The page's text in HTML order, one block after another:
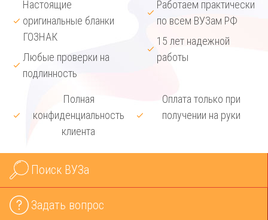
Настоящие
оригинальные бланки
ГОЗНАК
Любые проверки на
подлинность
Работаем практически
по всем ВУЗам РФ
15 лет надежной
работы
Полная
конфиденциальность
клиента
Оплата только при
получении на руки
Поиск ВУЗа
Задать вопрос